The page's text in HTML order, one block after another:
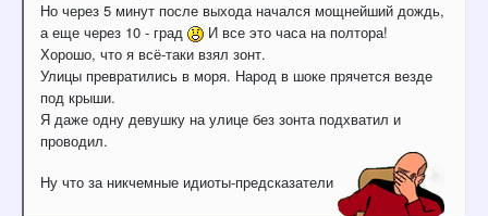
Но через 5 минут после выхода начался мощнейший дождь,
а еще через 10 - град
И все это часа на полтора!
Хорошо, что я всё-таки взял зонт.
Улицы превратились в моря. Народ в шоке прячется везде
под крыши.
Я даже одну девушку на улице без зонта подхватил и
проводил.
Ну что за никчемные идиоты-предсказатели